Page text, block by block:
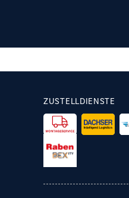
ZUSTELLDIENSTE